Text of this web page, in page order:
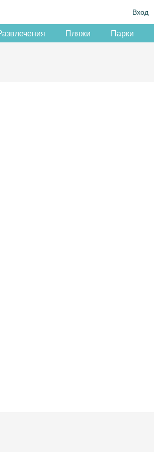
Вход
Пляжи Парки
Оставь почту и получи промокод на